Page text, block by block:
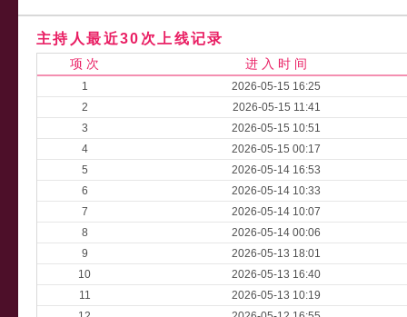
主持人最近30次上线记录
项 次 进 入 时 间
1
2026-05-15 16:25
2
2026-05-15 11:41
3
2026-05-15 10:51
4
2026-05-15 00:17
5
2026-05-14 16:53
6
2026-05-14 10:33
7
2026-05-14 10:07
8
2026-05-14 00:06
9
2026-05-13 18:01
10
2026-05-13 16:40
11
2026-05-13 10:19